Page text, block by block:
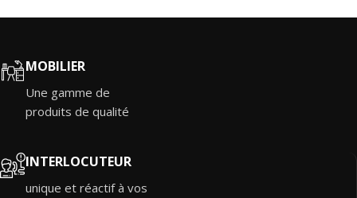
MOBILIER
Une gamme de
produits de qualité
INTERLOCUTEUR
unique et réactif à vos